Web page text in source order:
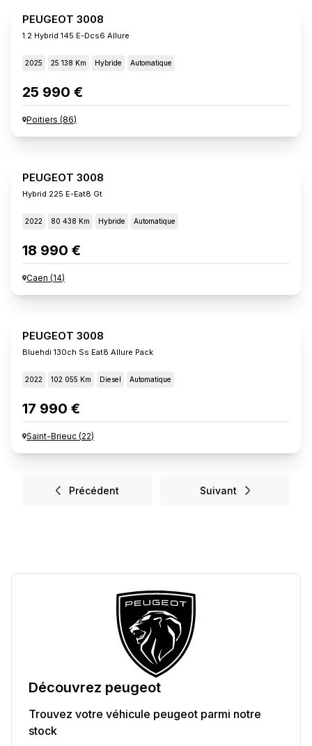
PEUGEOT 3008
1.2 Hybrid 145 E-Dcs6 Allure
2025 25 138 Km Hybride Automatique
25 990 €
Poitiers (86)
PEUGEOT 3008
Hybrid 225 E-Eat8 Gt
2022 80 438 Km Hybride Automatique
18 990 €
Caen (14)
PEUGEOT 3008
Bluehdi 130ch Ss Eat8 Allure Pack
2022 102 055 Km Diesel Automatique
17 990 €
Saint-Brieuc (22)
Précédent Suivant
Découvrez peugeot
Trouvez votre véhicule peugeot parmi notre
stock